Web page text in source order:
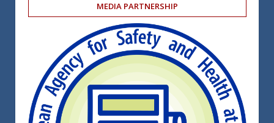
MEDIA PARTNERSHIP